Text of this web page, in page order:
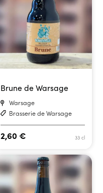
Brune de Warsage
Warsage
Brasserie de Warsage
33 cl
2,60 €